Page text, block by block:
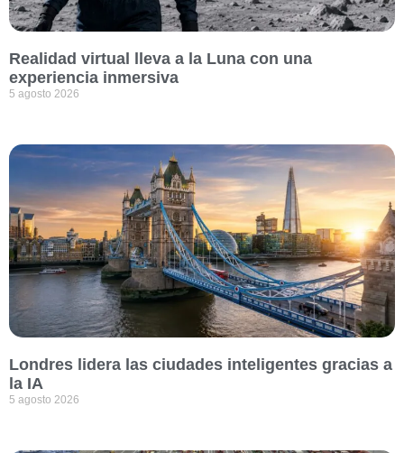
Realidad virtual lleva a la Luna con una
experiencia inmersiva
5 agosto 2026
Londres lidera las ciudades inteligentes gracias a
la IA
5 agosto 2026